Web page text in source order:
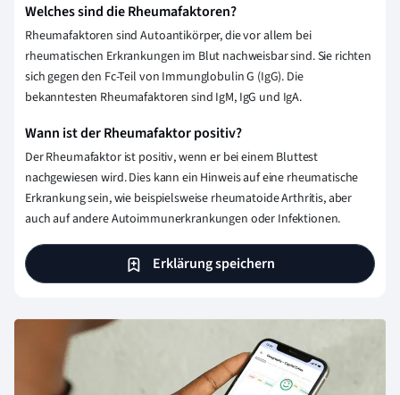
Welches sind die Rheumafaktoren?
Rheumafaktoren sind Autoantikörper, die vor allem bei
rheumatischen Erkrankungen im Blut nachweisbar sind. Sie richten
sich gegen den Fc-Teil von Immunglobulin G (IgG). Die
bekanntesten Rheumafaktoren sind IgM, IgG und IgA.
Wann ist der Rheumafaktor positiv?
Der Rheumafaktor ist positiv, wenn er bei einem Bluttest
nachgewiesen wird. Dies kann ein Hinweis auf eine rheumatische
Erkrankung sein, wie beispielsweise rheumatoide Arthritis, aber
auch auf andere Autoimmunerkrankungen oder Infektionen.
Erklärung speichern